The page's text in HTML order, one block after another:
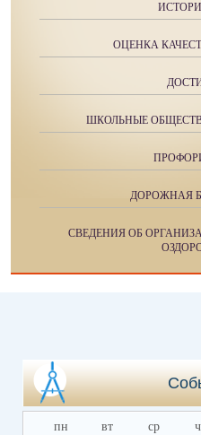
ОЦЕНКА
ШКОЛЬНЫЕ
ДОРОЖНАЯ
СВЕДЕНИЯ ОБ
пн вт ср